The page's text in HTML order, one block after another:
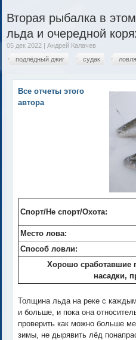
Вторая рыбалка в
льда и очередной
05 дек 2022 | Андрей Калачев
подлёдный джиг
судак
Все отчеты этого
автора
Спорт/Не спорт/Охота:
Место лова:
Способ ловли:
Хорошо сработавшие
насадки,
Толщина льда на реке с
и больше, и пока она
проверить как можно больше
зимы, не дырявить лёд